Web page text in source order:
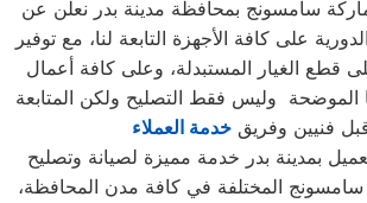
سامسونج بمحافظة مدينة بدر نعلن عن
على كافة الأجهزة التابعة لنا، مع توفير
قطع الغيار المستبدلة، وعلى كافة أعمال
الموضحة وليس فقط التصليح ولكن المتابعة
فنيين وفريقخدمة العملاء
بمدينة بدر خدمة مميزة لصيانة وتصليح
المختلفة في كافة مدن المحافظة،